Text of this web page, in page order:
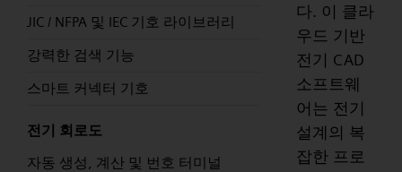
JIC / NFPA 및 IEC 기호 라이브러리
강력한 검색 기능
스마트 커넥터 기호
전기 회로도
자동 생성, 계산 및 번호 터미널
다. 이 클라
우드 기반
전기 CAD
소프트웨
어는 전기
설계의 복
잡한 프로